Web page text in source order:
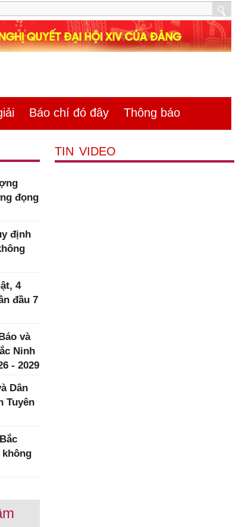
Báo chí đó đây Thông báo
đọng
định
4
đầu 7
và
Ninh
- 2029
Dân
Tuyên
TIN VIDEO